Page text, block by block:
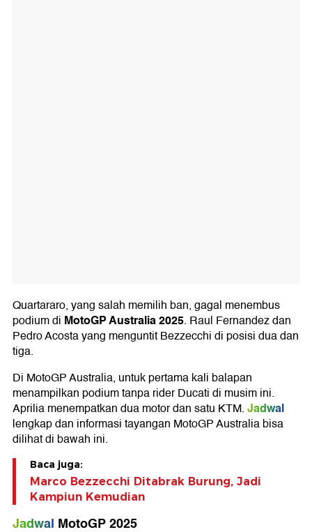
Quartararo, yang salah memilih ban, gagal menembus
podium di MotoGP Australia 2025. Raul Fernandez dan
Pedro Acosta yang menguntit Bezzecchi di posisi dua dan
tiga.
Di MotoGP Australia, untuk pertama kali balapan
menampilkan podium tanpa rider Ducati di musim ini.
Aprilia menempatkan dua motor dan satu KTM.Jadwal
lengkap dan informasi tayangan MotoGP Australia bisa
dilihat di bawah ini.
Baca juga:
Marco Bezzecchi Ditabrak Burung, Jadi
Kampiun Kemudian
Jadwal MotoGP 2025